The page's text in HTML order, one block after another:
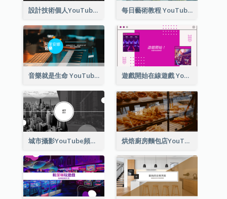
設計技術個人YouTube頻道圖片 每日藝術教程 YouTube 頻道圖片
音樂就是生命 YouTube 頻道圖片 遊戲開始在線遊戲 YouTube 頻道圖片
城市攝影YouTube頻道圖片 烘焙廚房麵包店YouTube頻道圖片